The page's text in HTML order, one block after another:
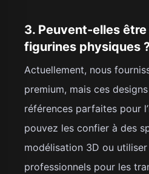
3. Peuvent-elles
figurines physiques
Actuellement, nous
premium, mais ces
références parfaites pour
pouvez les confier à des
modélisation 3D ou
professionnels pour les